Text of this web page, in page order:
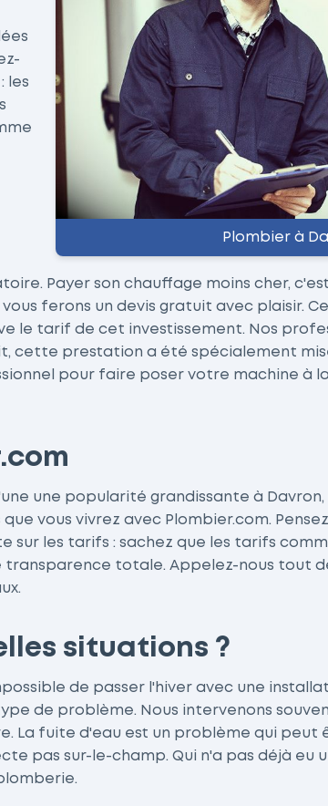
Plombier à
les
Payer son chauffage moins cher,
ferons un devis gratuit avec plaisir.
tarif de cet investissement. Nos
cette prestation a été spécialement
pour faire poser votre machine à
une popularité grandissante à
vous vivrez avec Plombier.com.
les tarifs : sachez que les tarifs
totale. Appelez-nous tout
situations ?
de passer l'hiver avec une
de problème. Nous intervenons
La fuite d'eau est un problème qui peut
pas sur-le-champ. Qui n'a pas déjà eu